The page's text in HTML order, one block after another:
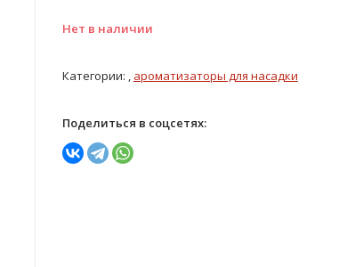
Нет в наличии
Категории: , ароматизаторы для насадки
Поделиться в соцсетях: